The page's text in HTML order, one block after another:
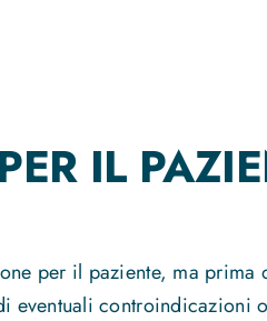
IL
per il paziente, ma
eventuali